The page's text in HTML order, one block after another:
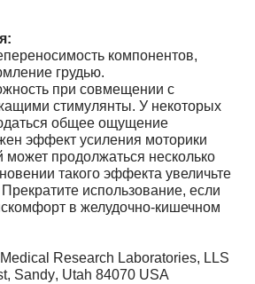
компонентов,
грудью.
при совмещении с
стимулянты. У некоторых
общее ощущение
эффект усиления моторики
может продолжаться несколько
такого эффекта увеличьте
использование, если
в желудочно-кишечном
Research Laboratories, LLS
, Sandy, Utah 84070 USA